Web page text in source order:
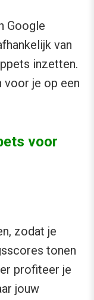
Google
van
inzetten.
voor je op een
voor
zodat je
tonen
profiteer je
jouw